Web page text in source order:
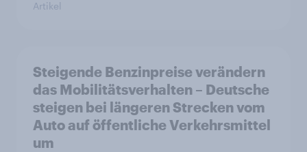
Artikel
Steigende Benzinpreise verändern
das Mobilitätsverhalten – Deutsche
steigen bei längeren Strecken vom
Auto auf öffentliche Verkehrsmittel
um